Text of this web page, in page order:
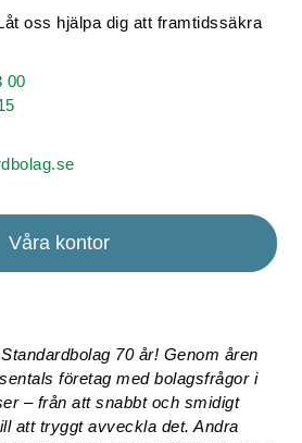
oss hjälpa dig att framtidssäkra
00
Våra kontor
70 år! Genom åren
företag med bolagsfrågor i
– från att snabbt och smidigt
att tryggt avveckla det. Andra